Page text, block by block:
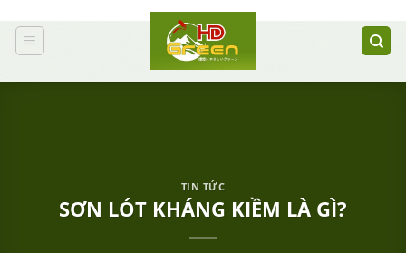
qua
nội
dung
TIN TỨC
SƠN LÓT KHÁNG KIỀM LÀ GÌ?